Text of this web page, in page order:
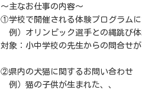
～主なお仕事の内容～
①学校で開催される体験プログラム
例）オリンピック選手との縄跳び
対象：小中学校の先生からの問合せ
②県内の犬猫に関するお問い合わせ
例）猫の子供が生まれた、、